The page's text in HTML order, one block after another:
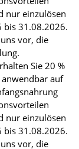
nur einzulösen
bis 31.08.2026.
vor, die
Sie 20 %
auf
nur einzulösen
bis 31.08.2026.
vor, die